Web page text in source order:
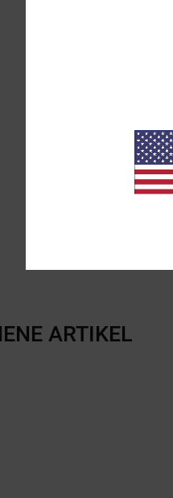
ARTIKEL